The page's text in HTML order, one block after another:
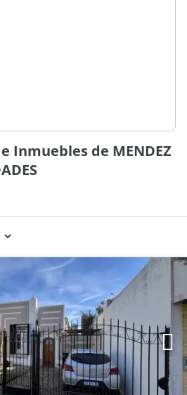
Inmuebles de MENDEZ